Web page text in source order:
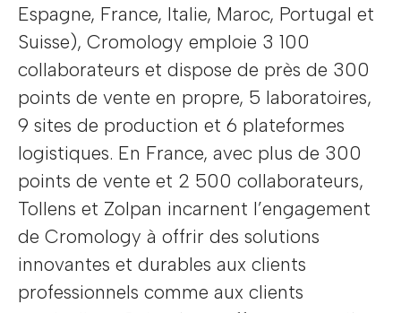
Espagne, France, Italie, Maroc, Portugal et
Suisse), Cromology emploie 3 100
collaborateurs et dispose de près de 300
points de vente en propre, 5 laboratoires,
9 sites de production et 6 plateformes
logistiques. En France, avec plus de 300
points de vente et 2 500 collaborateurs,
Tollens et Zolpan incarnent l’engagement
de Cromology à offrir des solutions
innovantes et durables aux clients
professionnels comme aux clients